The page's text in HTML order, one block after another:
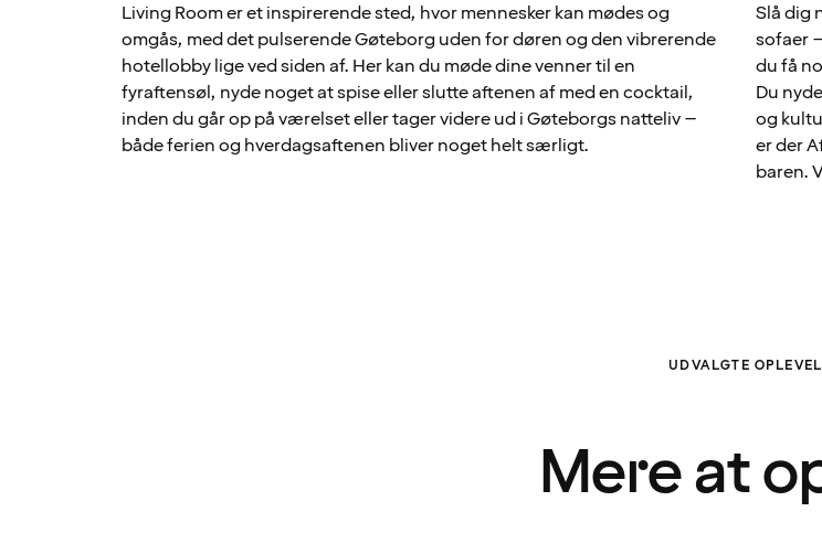
Living Room er et inspirerende sted, hvor mennesker kan mødes og
omgås, med det pulserende Gøteborg uden for døren og den vibrerende
hotellobby lige ved siden af. Her kan du møde dine venner til en
fyraftensøl, nyde noget at spise eller slutte aftenen af med en cocktail,
inden du går op på værelset eller tager videre ud i Gøteborgs natteliv –
både ferien og hverdagsaftenen bliver noget helt særligt.
Slå dig
sofaer
du få
Du
og
er der
baren.
UDVALGTE
Mere at